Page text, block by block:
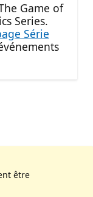
Game of
Series.
Série
être